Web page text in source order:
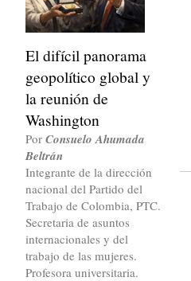
El difícil panorama
geopolítico global y
la reunión de
Washington
PorConsuelo Ahumada
Beltrán
Integrante de la dirección
nacional del Partido del
Trabajo de Colombia, PTC.
Secretaria de asuntos
internacionales y del
trabajo de las mujeres.
Profesora universitaria.